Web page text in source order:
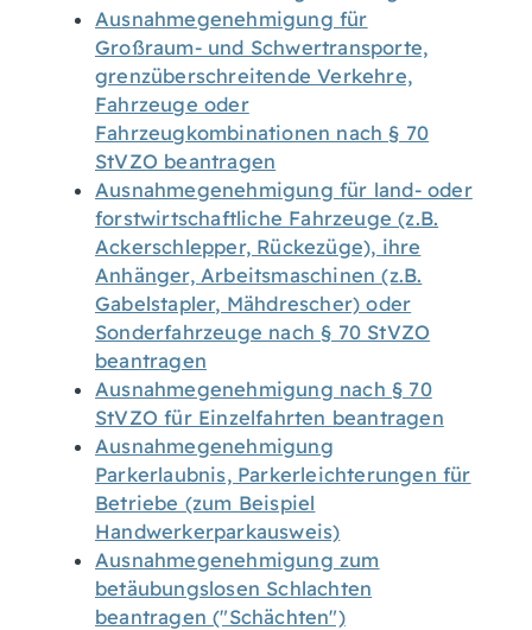
Ausnahmegenehmigung für
Großraum- und Schwertransporte,
grenzüberschreitende Verkehre,
Fahrzeuge oder
Fahrzeugkombinationen nach § 70
StVZO beantragen
Ausnahmegenehmigung für land- oder
forstwirtschaftliche Fahrzeuge (z.B.
Ackerschlepper, Rückezüge), ihre
Anhänger, Arbeitsmaschinen (z.B.
Gabelstapler, Mähdrescher) oder
Sonderfahrzeuge nach § 70 StVZO
beantragen
Ausnahmegenehmigung nach § 70
StVZO für Einzelfahrten beantragen
Ausnahmegenehmigung
Parkerlaubnis, Parkerleichterungen für
Betriebe (zum Beispiel
Handwerkerparkausweis)
Ausnahmegenehmigung zum
betäubungslosen Schlachten
beantragen ("Schächten")